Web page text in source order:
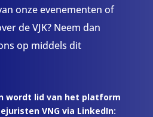
onze evenementen of
de VJK? Neem dan
op middels dit
wordt lid van het platform
VNG via LinkedIn: